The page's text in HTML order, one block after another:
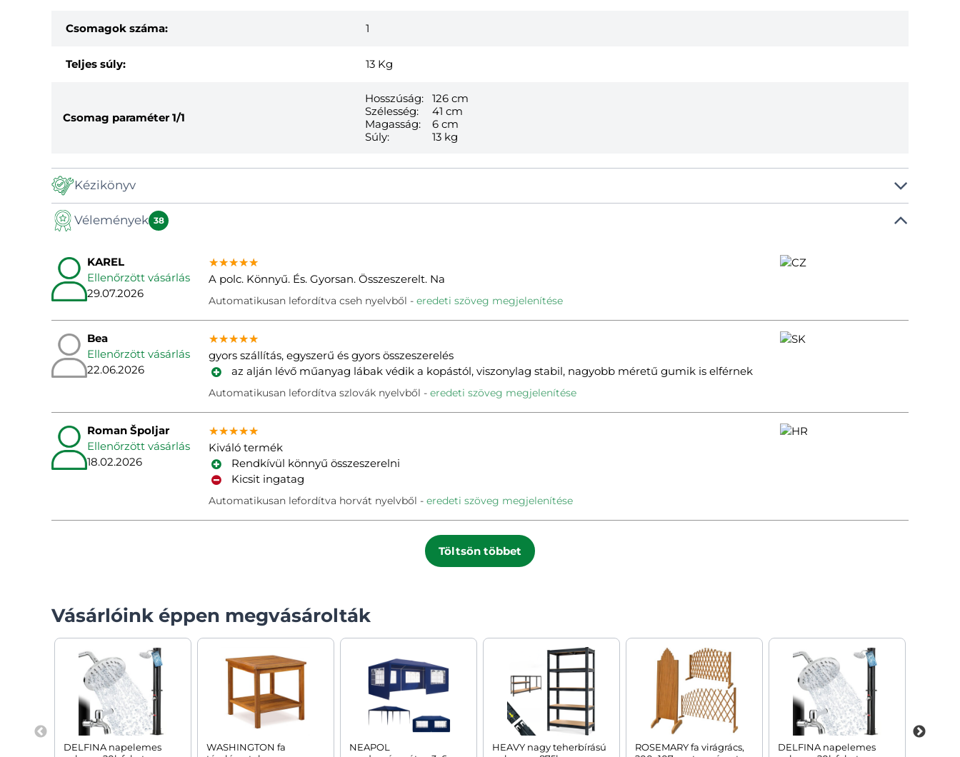
Csomagok száma: 1
Teljes súly: 13 Kg
Csomag paraméter 1/1
Hosszúság:
126 cm
Szélesség:
41 cm
Magasság:
6 cm
Súly:
13 kg
Kézikönyv
Manuál
Vélemények 38
KAREL
Ellenőrzött vásárlás
29.07.2026
★★★★★
★★★★★
★★★★★
A polc. Könnyű. És. Gyorsan. Összeszerelt. Na
Automatikusan lefordítva cseh nyelvből eredeti szöveg megjelenítése
Bea
Ellenőrzött vásárlás
22.06.2026
★★★★★
★★★★★
★★★★★
gyors szállítás, egyszerű és gyors összeszerelés
az alján lévő műanyag lábak védik a kopástól, viszonylag stabil, nagyobb méretű gumik is elférnek
Automatikusan lefordítva szlovák nyelvből eredeti szöveg megjelenítése
Roman Špoljar
Ellenőrzött vásárlás
18.02.2026
★★★★★
★★★★★
★★★★★
Kiváló termék
Rendkívül könnyű összeszerelni
Kicsit ingatag
Automatikusan lefordítva horvát nyelvből eredeti szöveg megjelenítése
Töltsön többet
Vásárlóink éppen megvásárolták
DELFINA napelemes
WASHINGTON fa
NEAPOL
HEAVY nagy teherbírású
ROSEMARY fa virágrács,
DELFINA napelemes